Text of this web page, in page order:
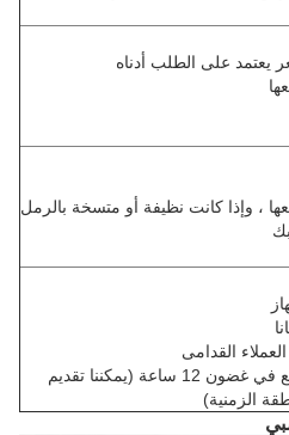
يعتمد على الطلب أدناه
، وإذا كانت نظيفة أو متسخة بالرمل
4. حل جميع الاستفسارات بعد البيع في غضون 12 ساعة (يمكننا تقديم
الزمنية)